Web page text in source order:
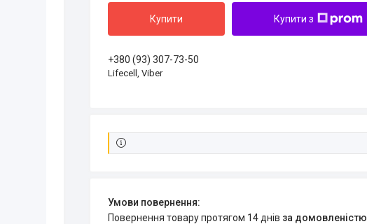
Купити Купити з
+380 (93) 307-73-50
Lifecell, Viber
повернення товару протягом 14 днів за домовленістю